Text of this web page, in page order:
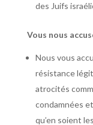
des Juifs
Vous nous
Nous vous
résistance
atrocités
condamnées
qu’en soient